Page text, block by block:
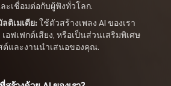
ะเชื่อมต่อกับผู้ฟังทั่วโลก.
ติเมเดีย:ใช้ตัวสร้างเพลง AI ของเรา
อฟเฟกต์เสียง, หรือเป็นส่วนเสริมพิเศษ
ต์และงานนำเสนอของคุณ.